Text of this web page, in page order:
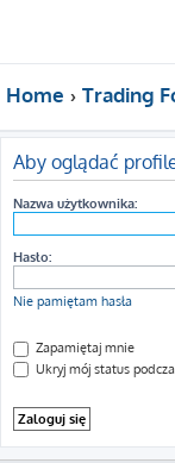
Home Trading
Aby oglądać
Nazwa użytkownika:
Hasło:
Nie pamiętam hasła
Zapamiętaj mnie
Ukryj mój status